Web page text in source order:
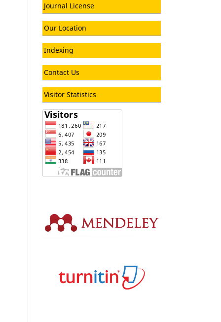
Journal License
Our Location
Indexing
Contact Us
Visitor Statistics